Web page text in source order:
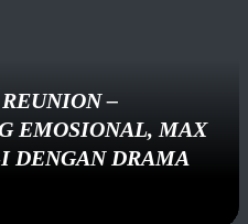
–
EMOSIONAL, MAX
DENGAN DRAMA